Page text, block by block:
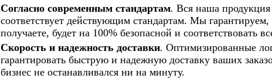
Согласно современным стандартам. Вся наша продукция
соответствует действующим стандартам. Мы
получаете, будет на 100% безопасной и соответствовать
Скорость и надежность доставки. Оптимизированные
гарантировать быструю и надежную доставку ваших
бизнес не останавливался ни на минуту.